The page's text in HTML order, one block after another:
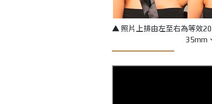
▲ 照片上排由左至右為等效
35mm